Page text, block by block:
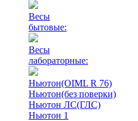
Весы
бытовые:
Весы
лабораторные:
Ньютон(OIML R 76)
Ньютон(без поверки)
Ньютон ЛС(ГЛС)
Ньютон 1